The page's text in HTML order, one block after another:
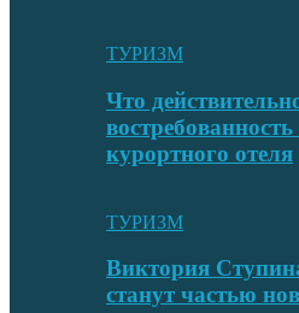
ТУРИЗМ
Что
курортного отеля
ТУРИЗМ
Виктория
станут частью